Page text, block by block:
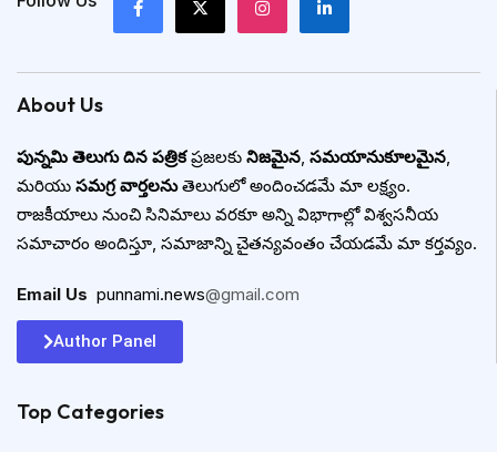
About Us
పున్నమి తెలుగు దిన పత్రికప్రజలకు నిజమైన, సమయానుకూలమైన,
మరియు సమగ్ర వార్తలనుతెలుగులో అందించడమే మా లక్ష్యం.
రాజకీయాలు నుంచి సినిమాలు వరకూ అన్ని విభాగాల్లో విశ్వసనీయ
సమాచారం అందిస్తూ, సమాజాన్ని చైతన్యవంతం చేయడమే మా కర్తవ్యం.
Email Us punnami.news@gmail.com
Author Panel
Top Categories​